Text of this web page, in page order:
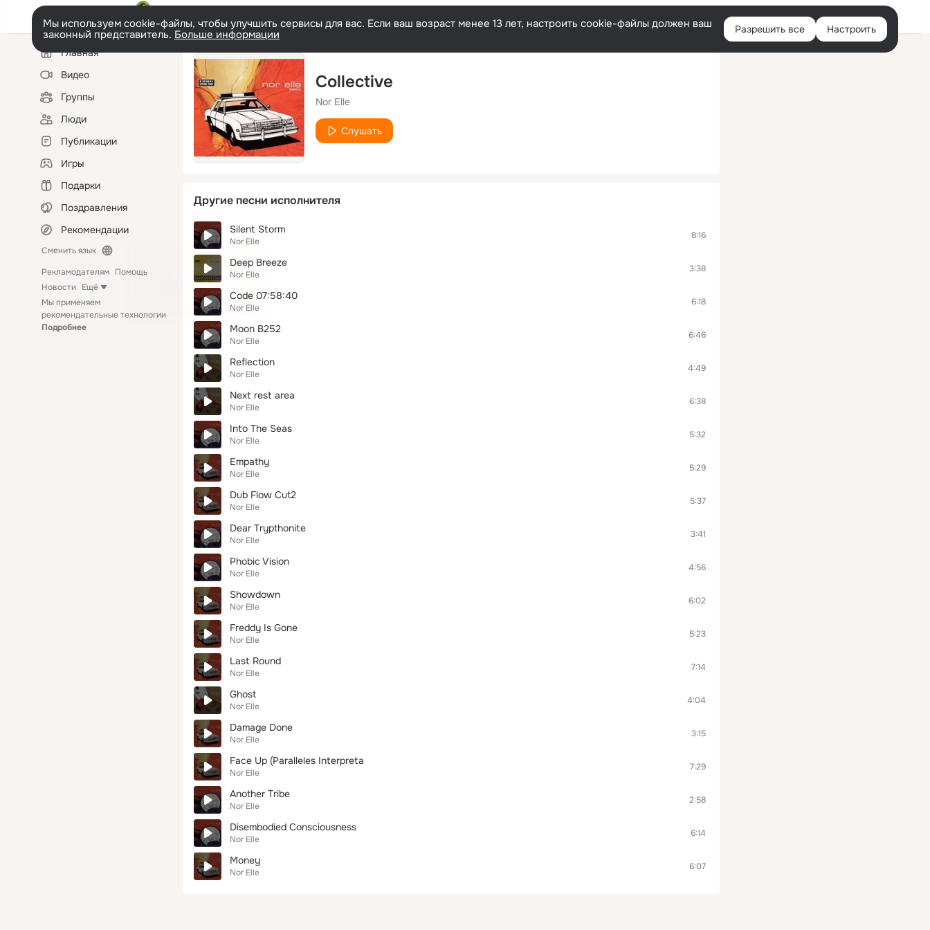
Войти
Мы используем cookie-файлы, чтобы улучшить сервисы для вас. Если ваш возраст менее 13 лет, настроить cookie-файлы должен ваш
законный представитель. Больше информации Разрешить все Настроить
Левая
колонкаГлавная
Видео
Группы
Люди
Публикации
Игры
Подарки
Поздравления
Рекомендации
Сменить язык
Рекламодателям Помощь
Новости Ещё
Мы применяем
рекомендательные технологии
Подробнее
Collective
Nor Elle
Слушать
Другие песни исполнителя
Silent Storm
Nor Elle
8:16
Deep Breeze
Nor Elle
3:38
Code 07:58:40
Nor Elle
6:18
Moon B252
Nor Elle
6:46
Reflection
Nor Elle
4:49
Next rest area
Nor Elle
6:38
Into The Seas
Nor Elle
5:32
Empathy
Nor Elle
5:29
Dub Flow Cut2
Nor Elle
5:37
Dear Trypthonite
Nor Elle
3:41
Phobic Vision
Nor Elle
4:56
Showdown
Nor Elle
6:02
Freddy Is Gone
Nor Elle
5:23
Last Round
Nor Elle
7:14
Ghost
Nor Elle
4:04
Damage Done
Nor Elle
3:15
Face Up (Paralleles Interpreta
Nor Elle
7:29
Another Tribe
Nor Elle
2:58
Disembodied Consciousness
Nor Elle
6:14
Money
Nor Elle
6:07